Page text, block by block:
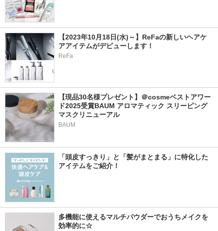
【2023年10月18日(水)～】ReFaの新しいヘアケ
アアイテムがデビューします！
ReFa
【現品30名様プレゼント】＠cosmeベストアワー
ド2025受賞BAUM アロマティック スリーピング
マスクリニューアル
BAUM
「頭皮すっきり」と「髪がまとまる」に特化した
アイテムをご紹介！
多機能に使えるマルチパウダーでおうちメイクを
効率的に☆